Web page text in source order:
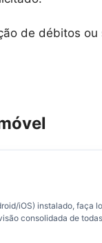
de débitos
iOS) instalado, faça
consolidada de